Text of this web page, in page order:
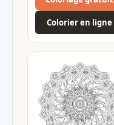
Colorier en ligne